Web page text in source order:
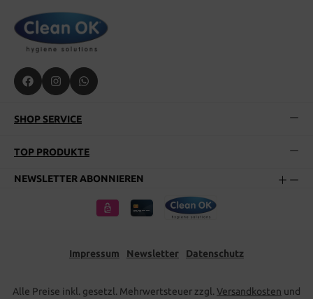
SHOP SERVICE
TOP PRODUKTE
NEWSLETTER ABONNIEREN
Impressum Newsletter Datenschutz
Alle Preise inkl. gesetzl. Mehrwertsteuer zzgl. Versandkosten und